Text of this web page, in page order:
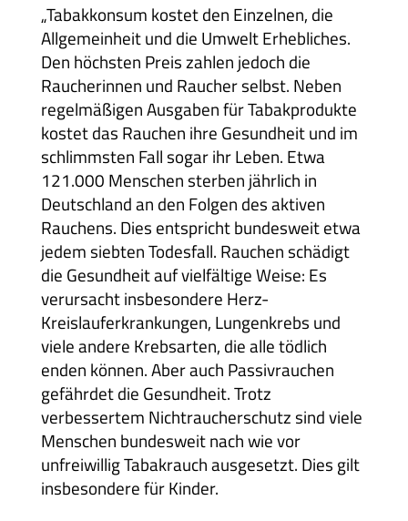
„Tabakkonsum kostet den Einzelnen, die
Allgemeinheit und die Umwelt Erhebliches.
Den höchsten Preis zahlen jedoch die
Raucherinnen und Raucher selbst. Neben
regelmäßigen Ausgaben für Tabakprodukte
kostet das Rauchen ihre Gesundheit und im
schlimmsten Fall sogar ihr Leben. Etwa
121.000 Menschen sterben jährlich in
Deutschland an den Folgen des aktiven
Rauchens. Dies entspricht bundesweit etwa
jedem siebten Todesfall. Rauchen schädigt
die Gesundheit auf vielfältige Weise: Es
verursacht insbesondere Herz-
Kreislauferkrankungen, Lungenkrebs und
viele andere Krebsarten, die alle tödlich
enden können. Aber auch Passivrauchen
gefährdet die Gesundheit. Trotz
verbessertem Nichtraucherschutz sind viele
Menschen bundesweit nach wie vor
unfreiwillig Tabakrauch ausgesetzt. Dies gilt
insbesondere für Kinder.